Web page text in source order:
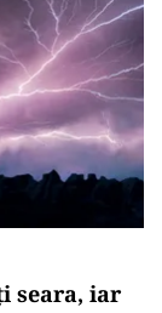
seara, iar